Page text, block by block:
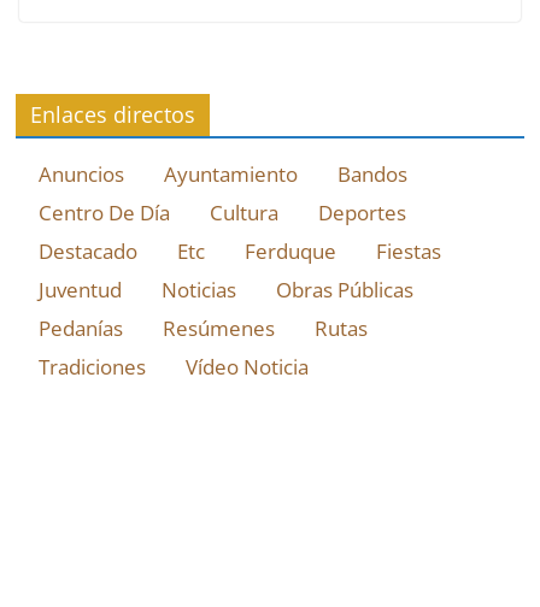
Enlaces directos
Anuncios Ayuntamiento
Bandos
Centro De Día
Cultura
Deportes
Destacado
Etc Ferduque
Fiestas
Juventud
Noticias
Obras Públicas
Pedanías
Resúmenes
Rutas
Tradiciones
Vídeo Noticia